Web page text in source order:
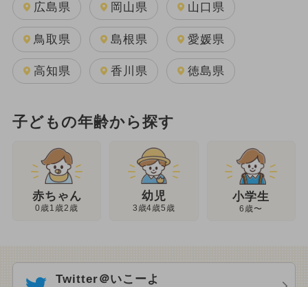
広島県 岡山県 山口県
鳥取県 島根県 愛媛県
高知県 香川県 徳島県
子どもの年齢から探す
赤ちゃん
0歳1歳2歳
幼児
3歳4歳5歳
小学生
6歳〜
Twitter＠いこーよ